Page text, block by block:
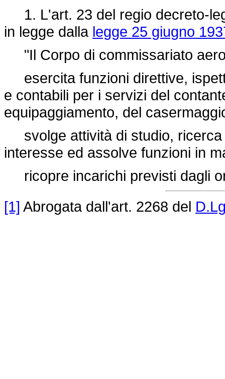
1. L'art. 23 del regio decreto-
in legge dalla legge 25 giugno
"Il Corpo di commissariato
esercita funzioni direttive,
e contabili per i servizi del
equipaggiamento, del
svolge attività di studio, ricerca
interesse ed assolve funzioni in
ricopre incarichi previsti dagli
[1] Abrogata dall'art. 2268 del